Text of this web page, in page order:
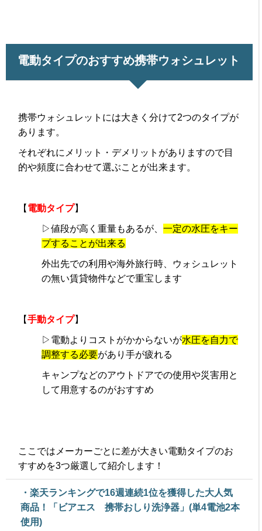
電動タイプのおすすめ携帯ウォシュレット
携帯ウォシュレットには大きく分けて2つのタイプが
あります。
それぞれにメリット・デメリットがありますので目
的や頻度に合わせて選ぶことが出来ます。
【 電動タイプ】
▷値段が高く重量もあるが、一定の水圧をキー
プすることが出来る
外出先での利用や海外旅行時、ウォシュレット
の無い賃貸物件などで重宝します
【手動タイプ】
▷電動よりコストがかからないが水圧を自力で
調整する必要があり手が疲れる
キャンプなどのアウトドアでの使用や災害用と
して用意するのがおすすめ
ここではメーカーごとに差が大きい電動タイプのお
すすめを3つ厳選して紹介します！
・楽天ランキングで16週連続1位を獲得した大人気
商品！「ビアエス 携帯おしり洗浄器」(単4電池2本
使用)